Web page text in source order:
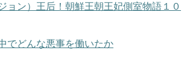
ョン）王后！朝鮮王朝王妃側室物語１０
でどんな悪事を働いたか